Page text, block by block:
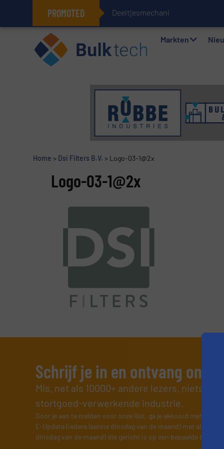
PROMOTED Deeltjesmechanica en krachtn
Geïntegreerde doserings- en
Markten
Home > Dsi Filters B.V. > Logo-03-1@2x
Logo-03-1@2x
Schrijf je in en ontvang ons
Mis, net als 10000+ andere lezers, niets
stortgoed-verwerkende industrie.
Door je aan te melden voor onze lijst, ga je akkoord met onze
E-Update (iedere laatste dinsdag van de maand) met
dinsdag van de maand) die gericht is op een bepaalde